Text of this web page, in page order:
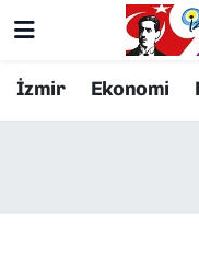
İzmir Ekonomi
Resmi İlanlar
Konak Nöbetçi
Süper Lig